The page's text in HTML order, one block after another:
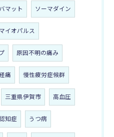
マット ソーマダイン
マイオパルス
原因不明の痛み
痛 慢性疲労症候群
三重県伊賀市 高血圧
知症 うつ病